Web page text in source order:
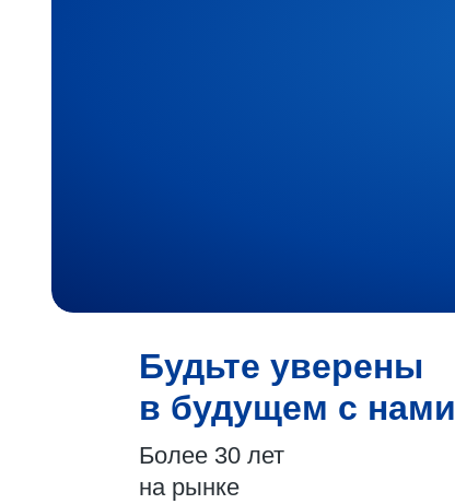
Будьте уверены
в будущем с нами
Более 30 лет
на рынке